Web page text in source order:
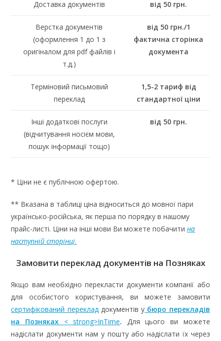
Доставка документів від 50 грн.
Верстка документів
(оформлення 1 до 1 з
оригіналом для pdf файлів і
т.д.)
від 50 грн./1
фактична сторінка
документа
Терміновий письмовий
переклад
1,5-2 тариф від
стандартної ціни
Інші додаткові послуги
(відчитування носієм мови,
пошук інформації тощо)
від 50 грн.
* Ціни не є публічною офертою.
** Вказана в таблиці ціна відноситься до мовної пари
українсько-російська, як перша по порядку в нашому
прайс-листі. Ціни на інші мови Ви можете побачитина
наступній сторінці.
Замовити переклад документів на Позняках
Якщо вам необхідно перекласти документи компанії або
для особистого користування, ви можете замовити
сертифікований перекладдокументів у бюро перекладів
на Позняках < strong>InTime. Для цього ви можете
надіслати документи нам у пошту або надіслати їх через